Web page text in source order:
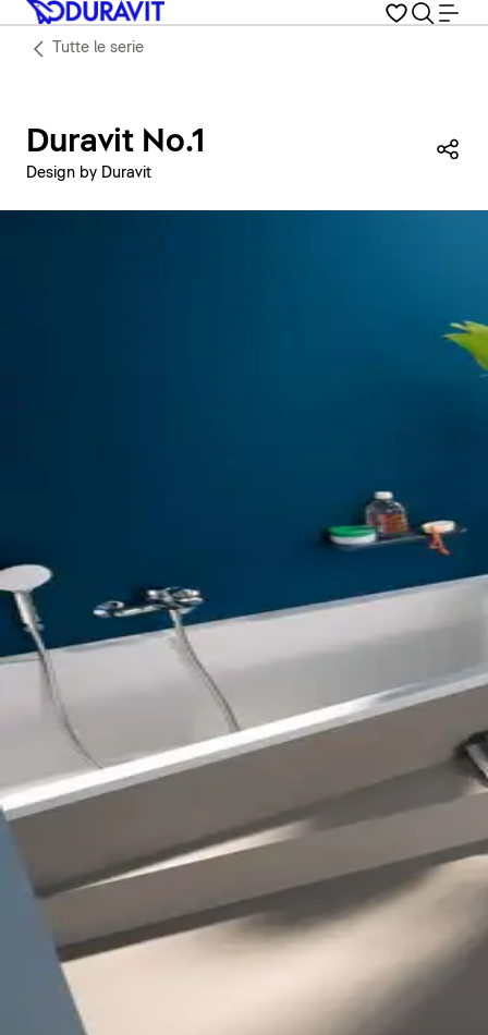
Tutte le serie
Duravit No.1
Design by Duravit